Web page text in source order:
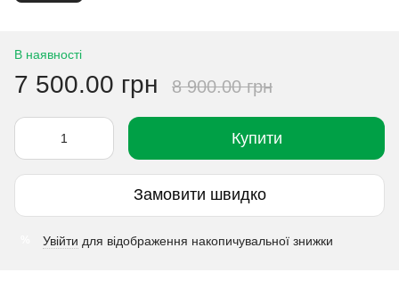
В наявності
7 500.00 грн 8 900.00 грн
Купити
Замовити швидко
Увійти для відображення накопичувальної знижки